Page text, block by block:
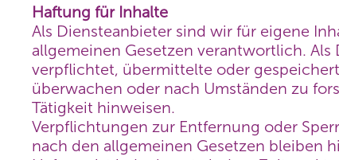
Haftung für Inhalte
Als Diensteanbieter sind wir für eigene
allgemeinen Gesetzen verantwortlich.
verpflichtet, übermittelte oder
überwachen oder nach Umständen zu
Tätigkeit hinweisen.
Verpflichtungen zur Entfernung oder
nach den allgemeinen Gesetzen bleiben